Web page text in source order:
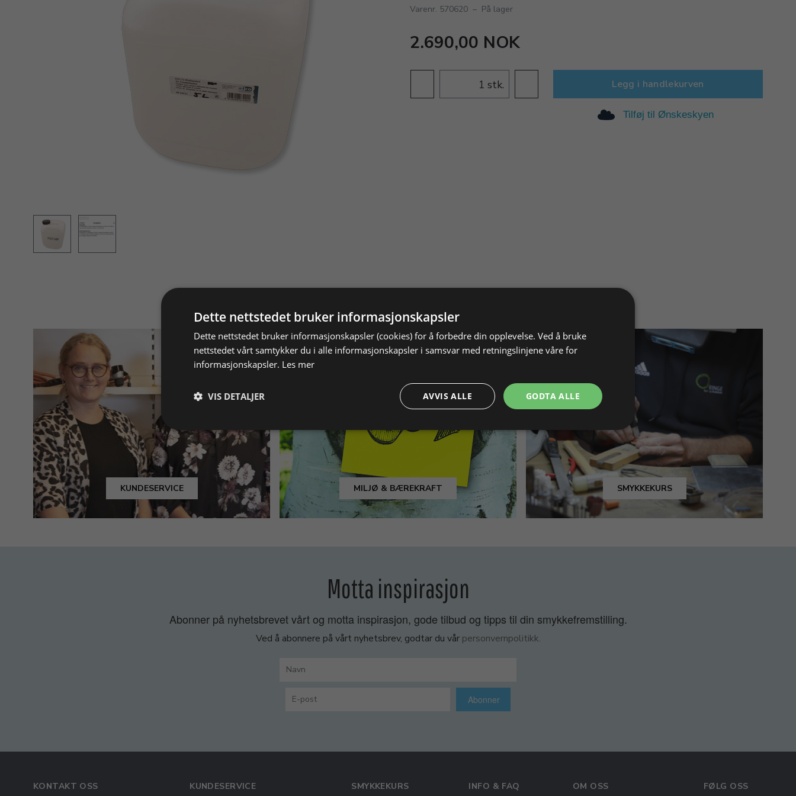
Varenr. 570620 – På lager
2.690,00 NOK
stk. Legg i handlekurven
Tilføj til Ønskeskyen
KUNDESERVICE MILJØ & BÆREKRAFT SMYKKEKURS
Motta inspirasjon
Abonner på nyhetsbrevet vårt og motta inspirasjon, gode tilbud og tipps til din smykkefremstilling.
Ved å abonnere på vårt nyhetsbrev, godtar du vår personvernpolitikk.
Abonner
KONTAKT OSS KUNDESERVICE SMYKKEKURS INFO & FAQ OM OSS FØLG OSS
Dette nettstedet bruker informasjonskapsler
Dette nettstedet bruker informasjonskapsler (cookies) for å forbedre din opplevelse. Ved å bruke
nettstedet vårt samtykker du i alle informasjonskapsler i samsvar med retningslinjene våre for
informasjonskapsler. Les mer
GODTA ALLE
AVVIS ALLE
VIS DETALJER